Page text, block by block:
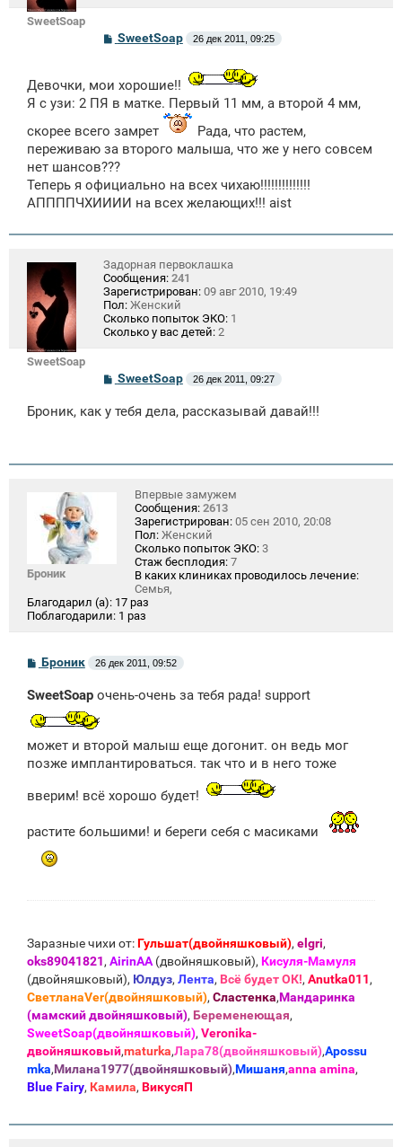
SweetSoap
С
щ
е
н
е
SweetSoap 26 дек 2011, 09:25
Девочки, мои хорошие!!
Я с узи: 2 ПЯ в матке. Первый 11 мм, а второй 4 мм,
скорее всего замрет
Рада, что растем,
переживаю за второго малыша, что же у него совсем
нет шансов???
Теперь я официально на всех чихаю!!!!!!!!!!!!!!
АППППЧХИИИИ на всех желающих!!! aist
SweetSoap
Задорная первоклашка
Сообщения: 241
Зарегистрирован: 09 авг 2010, 19:49
Пол: Женский
Сколько попыток ЭКО: 1
Сколько у вас детей: 2
С
б
и
SweetSoap 26 дек 2011, 09:27
Броник, как у тебя дела, рассказывай давай!!!
Броник
Впервые замужем
Сообщения: 2613
Зарегистрирован: 05 сен 2010, 20:08
Пол: Женский
Сколько попыток ЭКО: 3
Стаж бесплодия: 7
В каких клиниках проводилось лечение:
Семья,
Благодарил (а): 17 раз
Поблагодарили: 1 раз
С
б
е
и
е
Броник 26 дек 2011, 09:52
SweetSoap очень-очень за тебя рада! support
может и второй малыш еще догонит. он ведь мог
позже имплантироваться. так что и в него тоже
вверим! всё хорошо будет!
растите большими! и береги себя с масиками
Заразные чихи от:Гульшат(двойняшковый), elgri,
oks89041821, AirinAA (двойняшковый), Кисуля-Мамуля
(двойняшковый), Юлдуз, Лента, Всё будет ОК!, Anutka011,
СветланаVer(двойняшковый), Сластенка,Мандаринка
(мамский двойняшковый), Беременеющая,
SweetSoap(двойняшковый), Veronika-
двойняшковый,maturka,Лара78(двойняшковый),Apossu
mka,Милана1977(двойняшковый),Мишаня,anna amina,
Blue Fаiry, Камила, ВикусяП